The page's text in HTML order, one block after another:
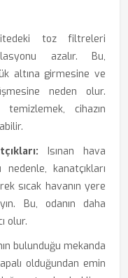
toz filtreleri
azalır. Bu,
altına girmesine ve
neden olur.
cihazın
Isınan hava
kanatçıkları
sıcak havanın yere
Bu, odanın daha
olur.
bulunduğu mekanda
olduğundan emin